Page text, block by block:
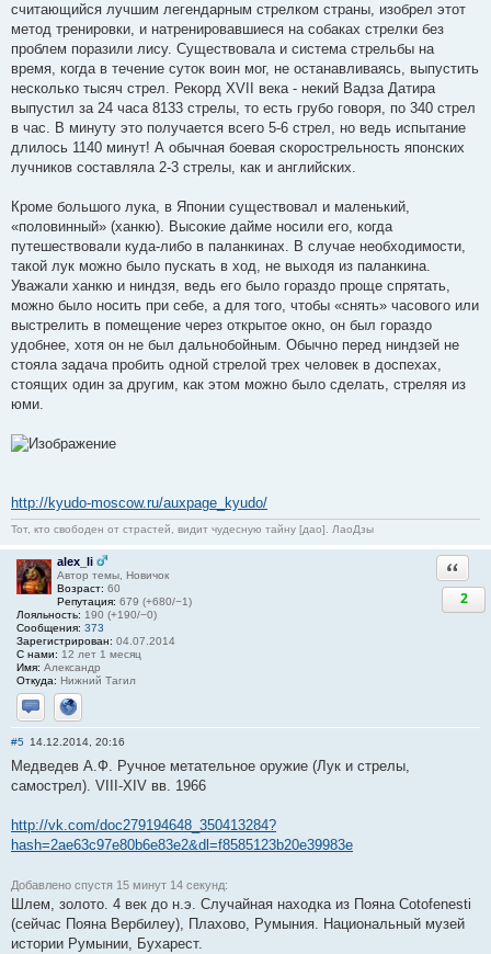
считающийся лучшим легендарным стрелком страны, изобрел этот
метод тренировки, и натренировавшиеся на собаках стрелки без
проблем поразили лису. Существовала и система стрельбы на
время, когда в течение суток воин мог, не останавливаясь, выпустить
несколько тысяч стрел. Рекорд XVII века - некий Вадза Датира
выпустил за 24 часа 8133 стрелы, то есть грубо говоря, по 340 стрел
в час. В минуту это получается всего 5-6 стрел, но ведь испытание
длилось 1140 минут! А обычная боевая скорострельность японских
лучников составляла 2-3 стрелы, как и английских.
Кроме большого лука, в Японии существовал и маленький,
«половинный» (ханкю). Высокие дайме носили его, когда
путешествовали куда-либо в паланкинах. В случае необходимости,
такой лук можно было пускать в ход, не выходя из паланкина.
Уважали ханкю и ниндзя, ведь его было гораздо проще спрятать,
можно было носить при себе, а для того, чтобы «снять» часового или
выстрелить в помещение через открытое окно, он был гораздо
удобнее, хотя он не был дальнобойным. Обычно перед ниндзей не
стояла задача пробить одной стрелой трех человек в доспехах,
стоящих один за другим, как этом можно было сделать, стреляя из
юми.
http://kyudo-moscow.ru/auxpage_kyudo/
Тот, кто свободен от страстей, видит чудесную тайну [дао]. ЛаоДзы
alex_li
Автор темы, Новичок
Возраст: 60
Репутация: 679 (+680/−1)
Лояльность: 190 (+190/−0)
Сообщения: 373
Зарегистрирован: 04.07.2014
С нами: 12 лет 1 месяц
Имя: Александр
Откуда: Нижний Тагил
Отправить личное сообщение
Сайт
2
#5 14.12.2014, 20:16
Медведев А.Ф. Ручное метательное оружие (Лук и стрелы,
самострел). VIII-XIV вв. 1966
http://vk.com/doc279194648_350413284?
hash=2ae63c97e80b6e83e2&dl=f8585123b20e39983e
Добавлено спустя 15 минут 14 секунд:
Шлем, золото. 4 век до н.э. Случайная находка из Пояна Cotofenesti
(сейчас Пояна Вербилеу), Плахово, Румыния. Национальный музей
истории Румынии, Бухарест.